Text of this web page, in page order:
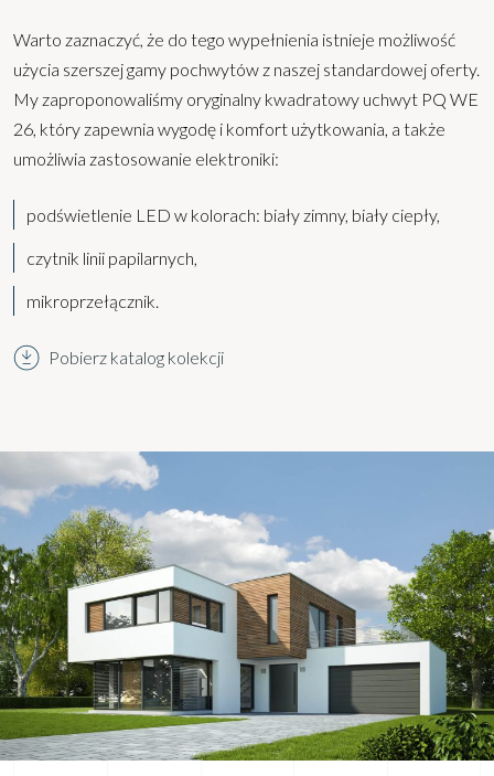
Warto zaznaczyć, że do tego wypełnienia istnieje możliwość
użycia szerszej gamy pochwytów z naszej standardowej oferty.
My zaproponowaliśmy oryginalny kwadratowy uchwyt PQ WE
26, który zapewnia wygodę i komfort użytkowania, a także
umożliwia zastosowanie elektroniki:
podświetlenie LED w kolorach: biały zimny, biały ciepły,
czytnik linii papilarnych,
mikroprzełącznik.
Pobierz katalog kolekcji